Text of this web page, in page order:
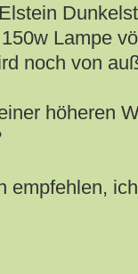
Lampe
noch von
höheren
empfehlen,